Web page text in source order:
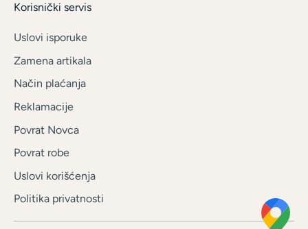
Korisnički servis
Uslovi isporuke
Zamena artikala
Način plaćanja
Reklamacije
Povrat Novca
Povrat robe
Uslovi korišćenja
Politika privatnosti